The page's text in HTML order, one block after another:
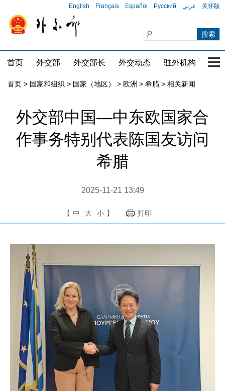
English Français Español Русский عربي 关怀版
首页 外交部 外交部长 外交动态 驻外机构 国
首页 > 国家和组织 > 国家（地区） > 欧洲 > 希腊 > 相关新闻
外交部中国—中东欧国家合
作事务特别代表陈国友访问
希腊
2025-11-21 13:49
【 中 大 小 】 打印